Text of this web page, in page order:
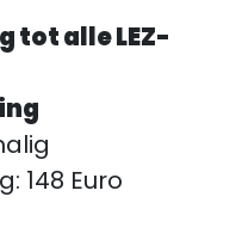
tot alle LEZ-
148 Euro